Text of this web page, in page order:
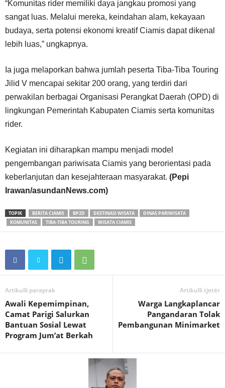
“Komunitas rider memiliki daya jangkau promosi yang
sangat luas. Melalui mereka, keindahan alam, kekayaan
budaya, serta potensi ekonomi kreatif Ciamis dapat dikenal
lebih luas,” ungkapnya.
Ia juga melaporkan bahwa jumlah peserta Tiba-Tiba Touring
Jilid V mencapai sekitar 200 orang, yang terdiri dari
perwakilan berbagai Organisasi Perangkat Daerah (OPD) di
lingkungan Pemerintah Kabupaten Ciamis serta komunitas
rider.
Kegiatan ini diharapkan mampu menjadi model
pengembangan pariwisata Ciamis yang berorientasi pada
keberlanjutan dan kesejahteraan masyarakat. (Pepi
Irawan/asundanNews.com)
TOPIK BERITA CIAMIS BP2D DESTINASI WISATA
DINAS PARIWISATA
KOMUNITAS
TIBA-TIBA TOURING WISATA CIAMIS
Artikulli paraprak
Awali Kepemimpinan,
Camat Parigi Salurkan
Bantuan Sosial Lewat
Program Jum’at Berkah
Artikulli tjetër
Warga Langkaplancar
Pangandaran Tolak
Pembangunan Minimarket